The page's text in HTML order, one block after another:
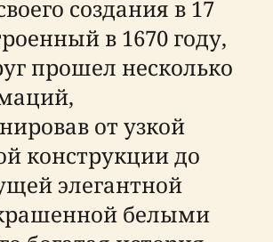
создания в 17
в 1670 году,
прошел несколько
от узкой
конструкции до
элегантной
белыми